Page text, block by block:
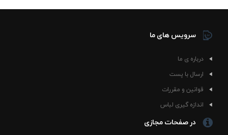
سرویس های ما
درباره ی ما
ارسال با پست
قوانین و مقررات
اندازه گیری لباس
در صفحات مجازی